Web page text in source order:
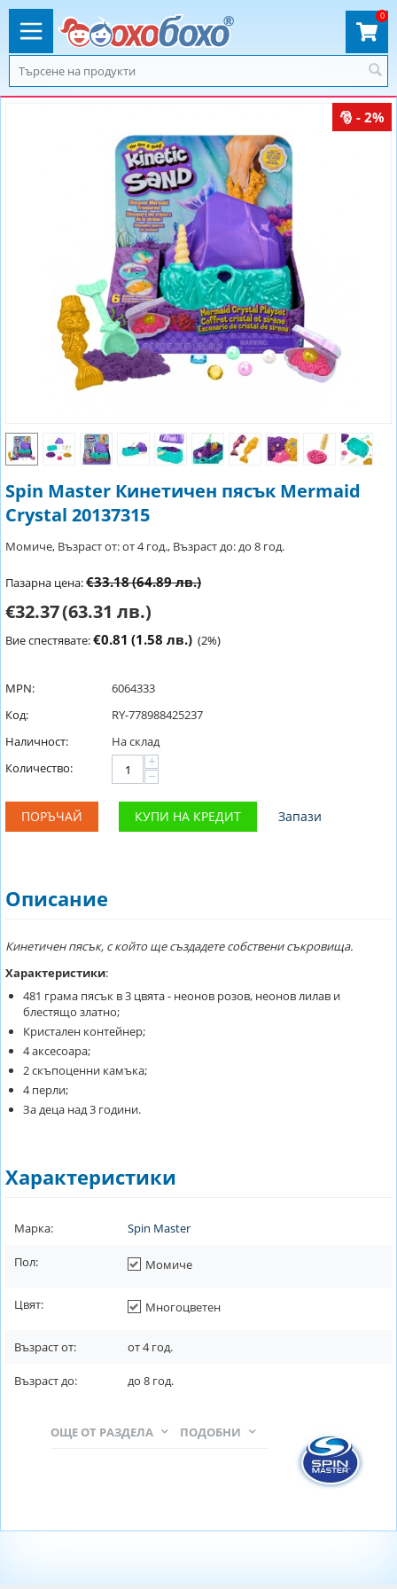
0
- 2%
Spin Master Кинетичен пясък Mermaid
Crystal 20137315
Момиче, Възраст от: от 4 год., Възраст до: до 8 год.
Пазарна цена:€33.18(64.89 лв.)
€32.37(63.31 лв.)
Вие спестявате:€0.81 (1.58 лв.) (2%)
MPN:
6064333
Код:
RY-778988425237
Наличност:
На склад
Количество:
+
−
ПОРЪЧАЙ КУПИ НА КРЕДИТ Запази
Описание
Кинетичен пясък, с който ще създадете собствени съкровища.
Характеристики:
481 грама пясък в 3 цвята - неонов розов, неонов лилав и
блестящо златно;
Кристален контейнер;
4 аксесоара;
2 скъпоценни камъка;
4 перли;
За деца над 3 години.
Характеристики
Марка: Spin Master
Пол: Момиче
Цвят: Многоцветен
Възраст от: от4год.
Възраст до: до 8 год.
ПОДОБНИ
ОЩЕ ОТ РАЗДЕЛА